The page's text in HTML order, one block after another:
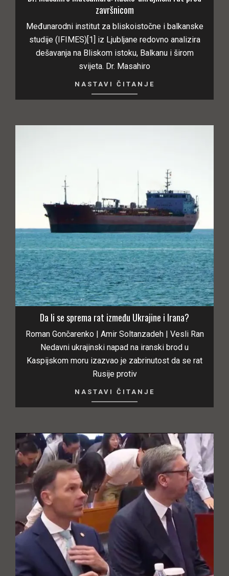
završnicom
Međunarodni institut za bliskoistočne i balkanske
studije (IFIMES)[1] iz Ljubljane redovno analizira
dešavanja na Bliskom istoku, Balkanu i širom
svijeta. Dr. Masahiro
NASTAVI ČITANJE
Da li se sprema rat između Ukrajine i Irana?
Roman Gončarenko | Amir Soltanzadeh | Vesli Ran
Nedavni ukrajinski napad na iranski brod u
Kaspijskom moru izazvao je zabrinutost da se rat
Rusije protiv
NASTAVI ČITANJE